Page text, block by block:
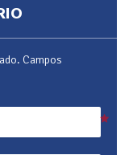
Campos